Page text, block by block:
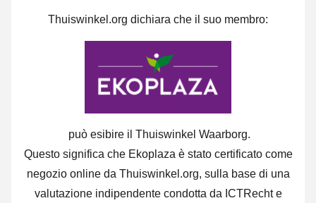
Thuiswinkel.org dichiara che il suo membro:
può esibire il Thuiswinkel Waarborg.
Questo significa che Ekoplaza è stato certificato come
negozio online da Thuiswinkel.org, sulla base di una
valutazione indipendente condotta da ICTRecht e